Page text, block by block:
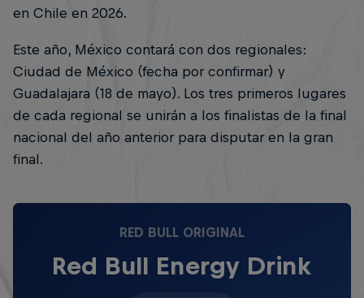
en Chile en 2026.
Este año, México contará con dos regionales:
Ciudad de México (fecha por confirmar) y
Guadalajara (18 de mayo). Los tres primeros lugares
de cada regional se unirán a los finalistas de la final
nacional del año anterior para disputar en la gran
final.
RED BULL ORIGINAL
Red Bull Energy Drink